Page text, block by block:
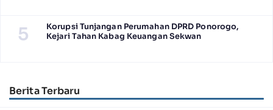
5
Korupsi Tunjangan Perumahan DPRD Ponorogo,
Kejari Tahan Kabag Keuangan Sekwan
Berita Terbaru